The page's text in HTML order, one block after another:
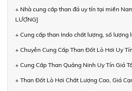
+ Nhà cung cấp than đá uy tín tại miền
LƯỢNG]
+ Cung cấp than Indo chất lượng, số lượng
+ Chuyên Cung Cấp Than Đốt Lò Hơi Uy
+ Cung Cấp Than Quảng Ninh Uy Tín Giá
+ Than Đốt Lò Hơi Chất Lượng Cao, Giá